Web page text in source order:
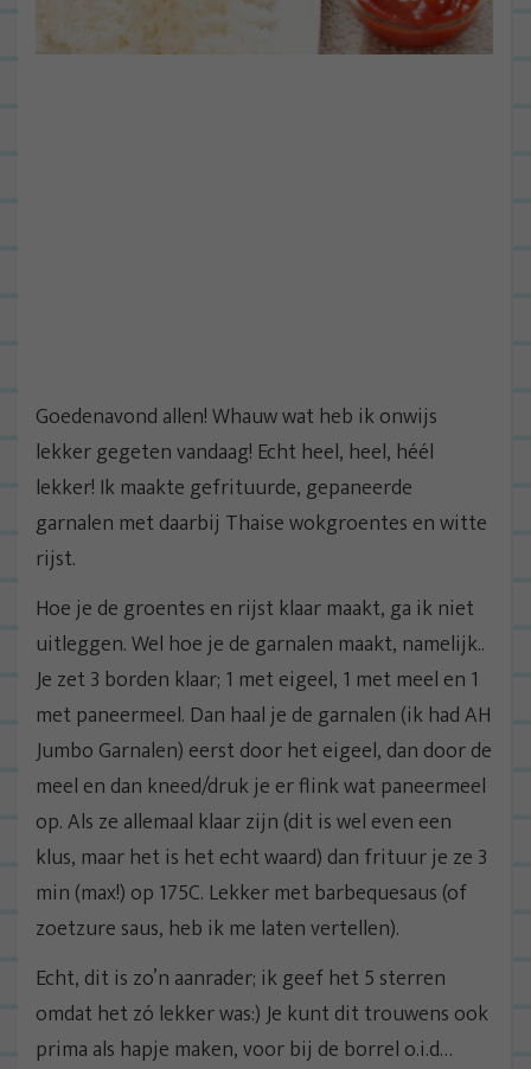
Goedenavond allen! Whauw wat heb ik onwijs
lekker gegeten vandaag! Echt heel, heel, héél
lekker! Ik maakte gefrituurde, gepaneerde
garnalen met daarbij Thaise wokgroentes en witte
rijst.
Hoe je de groentes en rijst klaar maakt, ga ik niet
uitleggen. Wel hoe je de garnalen maakt, namelijk..
Je zet 3 borden klaar; 1 met eigeel, 1 met meel en 1
met paneermeel. Dan haal je de garnalen (ik had AH
Jumbo Garnalen) eerst door het eigeel, dan door de
meel en dan kneed/druk je er flink wat paneermeel
op. Als ze allemaal klaar zijn (dit is wel even een
klus, maar het is het echt waard) dan frituur je ze 3
min (max!) op 175C. Lekker met barbequesaus (of
zoetzure saus, heb ik me laten vertellen).
Echt, dit is zo’n aanrader; ik geef het 5 sterren
omdat het zó lekker was:) Je kunt dit trouwens ook
prima als hapje maken, voor bij de borrel o.i.d…